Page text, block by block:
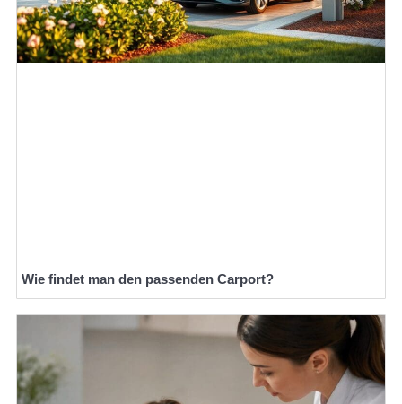
Wie findet man den passenden Carport?